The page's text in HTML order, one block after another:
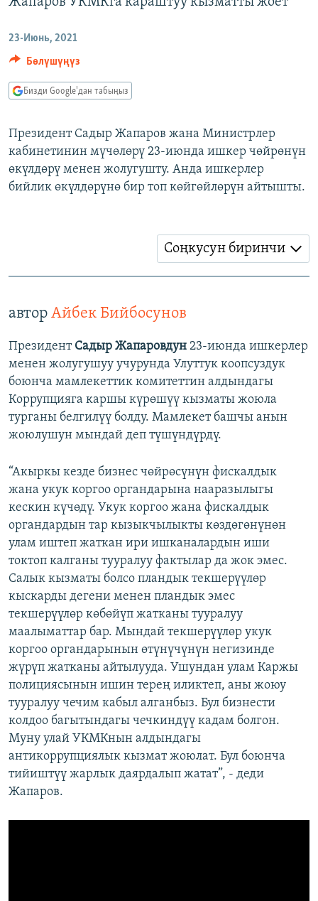
АЗАТТЫК+
ЫҢГАЙСЫЗ СУРООЛОР
ОНЛАЙН ШЕРИНЕ
23-Июнь, 2021
Бөлүшүңүз
Бизди Google'дан табыңыз
Президент Садыр Жапаров жана Министрлер
кабинетинин мүчөлөрү 23-июнда ишкер чөйрөнүн
өкүлдөрү менен жолугушту. Анда ишкерлер
бийлик өкүлдөрүнө бир топ көйгөйлөрүн айтышты.
Соңкусун биринчи
автор Айбек Бийбосунов
Президент Садыр Жапаровдун 23-июнда ишкерлер
менен жолугушуу учурунда Улуттук коопсуздук
боюнча мамлекеттик комитеттин алдындагы
Коррупцияга каршы күрөшүү кызматы жоюла
турганы белгилүү болду. Мамлекет башчы анын
жоюлушун мындай деп түшүндүрдү.
“Акыркы кезде бизнес чөйрөсүнүн фискалдык
жана укук коргоо органдарына нааразылыгы
кескин күчөдү. Укук коргоо жана фискалдык
органдардын тар кызыкчылыкты көздөгөнүнөн
улам иштеп жаткан ири ишканалардын иши
токтоп калганы тууралуу фактылар да жок эмес.
Салык кызматы болсо пландык текшерүүлөр
кыскарды дегени менен пландык эмес
текшерүүлөр көбөйүп жатканы тууралуу
маалыматтар бар. Мындай текшерүүлөр укук
коргоо органдарынын өтүнүчүнүн негизинде
жүрүп жатканы айтылууда. Ушундан улам Каржы
полициясынын ишин терең иликтеп, аны жоюу
тууралуу чечим кабыл алганбыз. Бул бизнести
колдоо багытындагы чечкиндүү кадам болгон.
Муну улай УКМКнын алдындагы
антикоррупциялык кызмат жоюлат. Бул боюнча
тийиштүү жарлык даярдалып жатат”, - деди
Жапаров.